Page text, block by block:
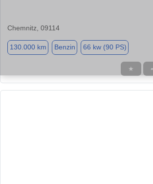
Chemnitz, 09114
130.000 km Benzin 66 kw (90 PS)
★